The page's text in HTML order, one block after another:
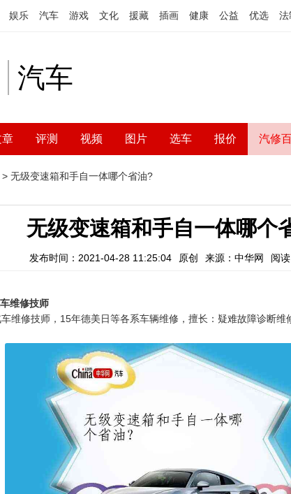
娱乐 汽车 游戏 文化 援藏 插画 健康 公益 优选 法
汽车
章 评测 视频 图片 选车 报价 汽修
> 无级变速箱和手自一体哪个省油?
无级变速箱和手自一体哪个
发布时间：2021-04-28 11:25:04 原创 来源：中华网 阅
维修技师